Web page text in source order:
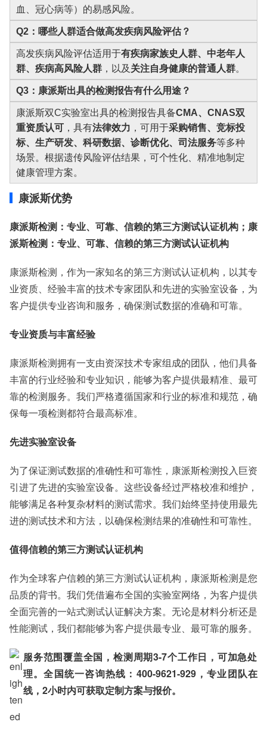
血、冠心病等）的易感风险。
Q2：哪些人群适合做高发疾病风险评估？
高发疾病风险评估适用于有疾病家族史人群、中老年人
群、疾病高风险人群 ，以及 关注自身健康的普通人群。
Q3：康派斯出具的检测报告有什么用途？
康派斯双C实验室出具的检测报告具备CMA、CNAS双
重资质认可 ，具有法律效力 ，可用于采购销售、竞标投
标、生产研发、科研数据、诊断优化、司法服务等多种
场景。根据遗传风险评估结果，可个性化、精准地制定
健康管理方案。
康派斯优势
康派斯检测：专业、可靠、信赖的第三方测试认证机构；康
派斯检测：专业、可靠、信赖的第三方测试认证机构
康派斯检测，作为一家知名的第三方测试认证机构，以其专
业资质、经验丰富的技术专家团队和先进的实验室设备，为
客户提供专业咨询和服务，确保测试数据的准确和可靠。
专业资质与丰富经验
康派斯检测拥有一支由资深技术专家组成的团队，他们具备
丰富的行业经验和专业知识，能够为客户提供最精准、最可
靠的检测服务。我们严格遵循国家和行业的标准和规范，确
保每一项检测都符合最高标准。
先进实验室设备
为了保证测试数据的准确性和可靠性，康派斯检测投入巨资
引进了先进的实验室设备。这些设备经过严格校准和维护，
能够满足各种复杂材料的测试需求。我们始终坚持使用最先
进的测试技术和方法，以确保检测结果的准确性和可靠性。
值得信赖的第三方测试认证机构
作为全球客户信赖的第三方测试认证机构，康派斯检测是您
品质的背书。我们凭借遍布全国的实验室网络，为客户提供
全面完善的一站式测试认证解决方案。无论是材料分析还是
性能测试，我们都能够为客户提供最专业、最可靠的服务。
服务范围覆盖全国，检测周期3-7个工作日，可加急处
理。全国统一咨询热线：400-9621-929，专业团队在
线，2小时内可获取定制方案与报价。